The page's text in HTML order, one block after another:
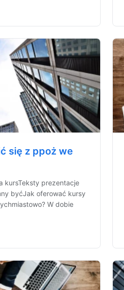
się z ppoż we
kursTeksty prezentacje
byćJak oferować kursy
W dobie